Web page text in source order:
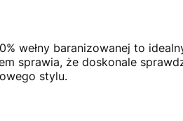
wełny baranizowanej to
sprawia, że doskonale
stylu.